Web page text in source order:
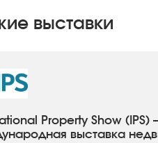
выставки
Property Show (IPS)
выставка